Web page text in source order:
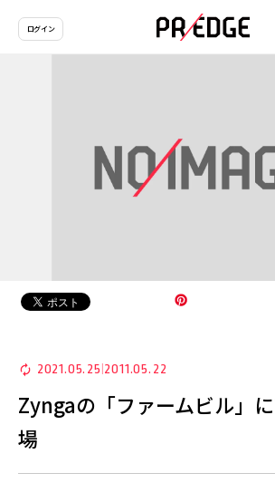
ログイン
2021.05.25 2011.05.22
Zyngaの「ファームビル」
場